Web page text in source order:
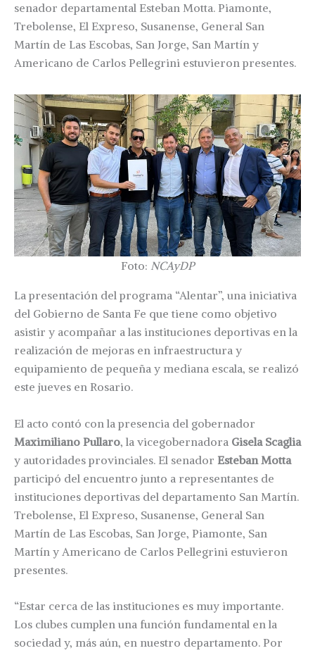
senador departamental Esteban Motta. Piamonte,
Trebolense, El Expreso, Susanense, General San
Martín de Las Escobas, San Jorge, San Martín y
Americano de Carlos Pellegrini estuvieron presentes.
Foto: NCAyDP
La presentación del programa “Alentar”, una iniciativa
del Gobierno de Santa Fe que tiene como objetivo
asistir y acompañar a las instituciones deportivas en la
realización de mejoras en infraestructura y
equipamiento de pequeña y mediana escala, se realizó
este jueves en Rosario.
El acto contó con la presencia del gobernador
Maximiliano Pullaro, la vicegobernadora Gisela Scaglia
y autoridades provinciales. El senador Esteban Motta
participó del encuentro junto a representantes de
instituciones deportivas del departamento San Martín.
Trebolense, El Expreso, Susanense, General San
Martín de Las Escobas, San Jorge, Piamonte, San
Martín y Americano de Carlos Pellegrini estuvieron
presentes.
“Estar cerca de las instituciones es muy importante.
Los clubes cumplen una función fundamental en la
sociedad y, más aún, en nuestro departamento. Por